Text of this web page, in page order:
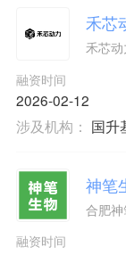
禾芯
禾芯
融资时间
2026-02-12
涉及机构： 国升
神笔
合肥
融资时间